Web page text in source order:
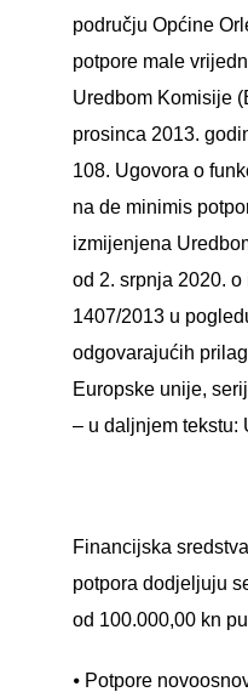
području Općine
potpore male
Uredbom Komisije
prosinca 2013.
108. Ugovora o
na de minimis
izmijenjena
od 2. srpnja 2020.
1407/2013 u
odgovarajućih
Europske unije,
– u daljnjem tekstu:
Financijska
potpora dodjeljuju
od 100.000,00 kn
⦁ Potpore